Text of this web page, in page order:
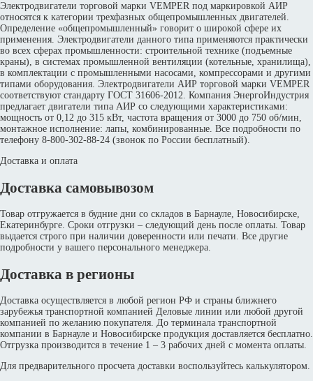
Электродвигатели торговой марки VEMPER под маркировкой АИР
относятся к категории трехфазных общепромышленных двигателей.
Определение «общепромышленный» говорит о широкой сфере их
применения. Электродвигатели данного типа применяются практически
во всех сферах промышленности: строительной технике (подъемные
краны), в системах промышленной вентиляции (котельные, хранилища),
в комплектации с промышленными насосами, компрессорами и другими
типами оборудования. Электродвигатели АИР торговой марки VEMPER
соответствуют стандарту ГОСТ 31606-2012. Компания ЭнергоИндустрия
предлагает двигатели типа АИР со следующими характеристиками:
мощность от 0,12 до 315 кВт, частота вращения от 3000 до 750 об/мин,
монтажное исполнение: лапы, комбинированные. Все подробности по
телефону 8-800-302-88-24 (звонок по России бесплатный).
Доставка и оплата
Доставка самовывозом
Товар отгружается в будние дни со складов в Барнауле, Новосибирске,
Екатеринбурге. Сроки отгрузки – следующий день после оплаты. Товар
выдается строго при наличии доверенности или печати. Все другие
подробности у вашего персонального менеджера.
Доставка в регионы
Доставка осуществляется в любой регион РФ и страны ближнего
зарубежья транспортной компанией Деловые линии или любой другой
компанией по желанию покупателя. До терминала транспортной
компании в Барнауле и Новосибирске продукция доставляется бесплатно.
Отгрузка производится в течение 1 – 3 рабочих дней с момента оплаты.
Для предварительного просчета доставки воспользуйтесь калькулятором.